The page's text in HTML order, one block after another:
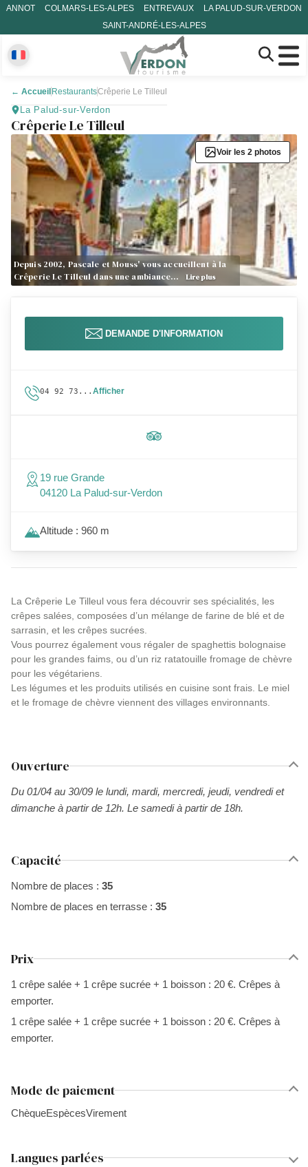
ANNOT COLMARS-LES-ALPES ENTREVAUX
LA PALUD-SUR-VERDON
SAINT-ANDRÉ-LES-ALPES
← Accueil RestaurantsCrêperie Le Tilleul
La Palud-sur-Verdon
Crêperie Le Tilleul
Depuis 2002, Pascale et Mouss' vous accueillent à la
Crêperie Le Tilleul dans une ambiance…
Lire plus
Voir les 2 photos
La Crêperie Le Tilleul vous fera découvrir ses spécialités, les
crêpes salées, composées d’un mélange de farine de blé et de
sarrasin, et les crêpes sucrées.
Vous pourrez également vous régaler de spaghettis bolognaise
pour les grandes faims, ou d’un riz ratatouille fromage de chèvre
pour les végétariens.
Les légumes et les produits utilisés en cuisine sont frais. Le miel
et le fromage de chèvre viennent des villages environnants.
Ouverture
Du 01/04 au 30/09 le lundi, mardi, mercredi, jeudi, vendredi et
dimanche à partir de 12h. Le samedi à partir de 18h.
Capacité
Nombre de places : 35
Nombre de places en terrasse : 35
Prix
1 crêpe salée + 1 crêpe sucrée + 1 boisson : 20 €. Crêpes à
emporter.
1 crêpe salée + 1 crêpe sucrée + 1 boisson : 20 €. Crêpes à
emporter.
Mode de paiement
ChèqueEspècesVirement
Langues parlées
DEMANDE D'INFORMATION
04 92 73... Afficher
19 rue Grande
04120 La Palud-sur-Verdon
Altitude : 960 m